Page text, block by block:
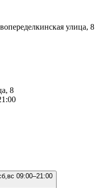
улица, 8
8
09:00–21:00